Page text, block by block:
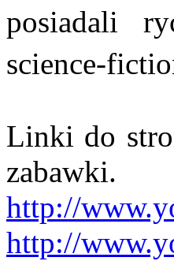
posiadali
science-
Linki do
zabawki.
http://
http://